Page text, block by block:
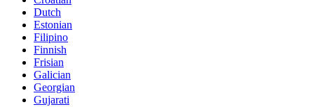
Dutch
Estonian
Filipino
Finnish
Frisian
Galician
Georgian
Gujarati